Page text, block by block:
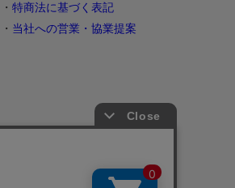
特商法に基づく表記
当社への営業・協業提案